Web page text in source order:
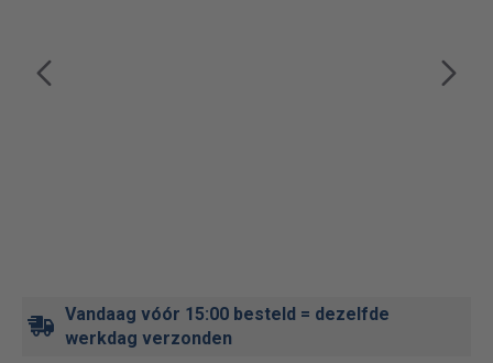
Vandaag vóór 15:00 besteld = dezelfde
werkdag verzonden